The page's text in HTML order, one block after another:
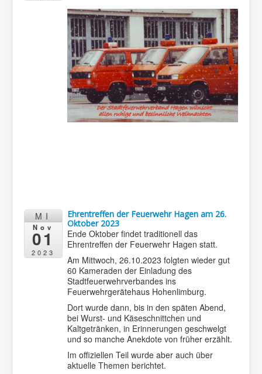
MI
Nov
01
2023
Ehrentreffen der Feuerwehr Hagen am 26.
Oktober 2023
Ende Oktober findet traditionell das
Ehrentreffen der Feuerwehr Hagen statt.
Am Mittwoch, 26.10.2023 folgten wieder gut
60 Kameraden der Einladung des
Stadtfeuerwehrverbandes ins
Feuerwehrgerätehaus Hohenlimburg.
Dort wurde dann, bis in den späten Abend,
bei Wurst- und Käseschnittchen und
Kaltgetränken, in Erinnerungen geschwelgt
und so manche Anekdote von früher erzählt.
Im offiziellen Teil wurde aber auch über
aktuelle Themen berichtet.